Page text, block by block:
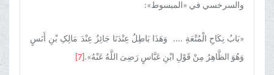
والسرخسي في «المبسوط»:
«بَابُ نِکَاحِ الْمُتْعَةِ .... وَهَذَا بَاطِلٌ عِنْدَنَا جَائِزٌ عِنْدَ مَالِکِ بْنِ أَنَسٍ
وَهُوَ الظَّاهِرُ مِنْ قَوْلِ ابْنِ عَبَّاسٍ رَضِیَ اللَّهُ عَنْهُ». [7]